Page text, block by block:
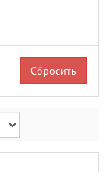
Сбросить